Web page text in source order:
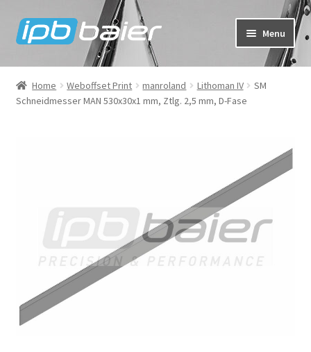
Skip
to
Skip
to
Menu
My Account
Cart
Home Weboffset Print manroland Lithoman IV
SM
Schneidmesser MAN 530x30x1 mm, Ztlg. 2,5 mm, D-Fase